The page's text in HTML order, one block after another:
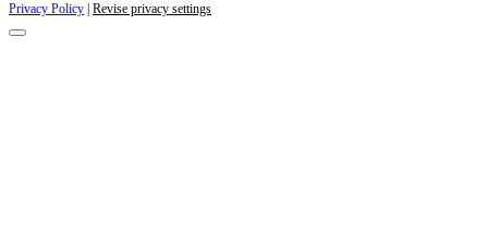
Privacy Policy | Revise privacy settings